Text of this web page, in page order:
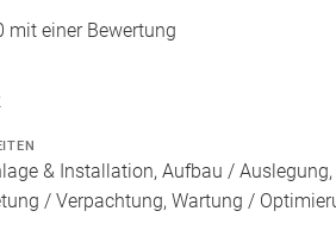
mit einer Bewertung
& Installation, Aufbau /
/ Verpachtung, Wartung /